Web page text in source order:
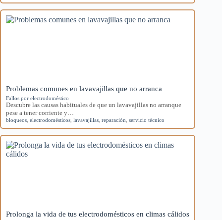
Problemas comunes en lavavajillas que no arranca
Fallos por electrodoméstico
Descubre las causas habituales de que un lavavajillas no arranque
pese a tener corriente y…
bloqueos electrodomésticos lavavajillas reparación servicio técnico
Prolonga la vida de tus electrodomésticos en climas cálidos